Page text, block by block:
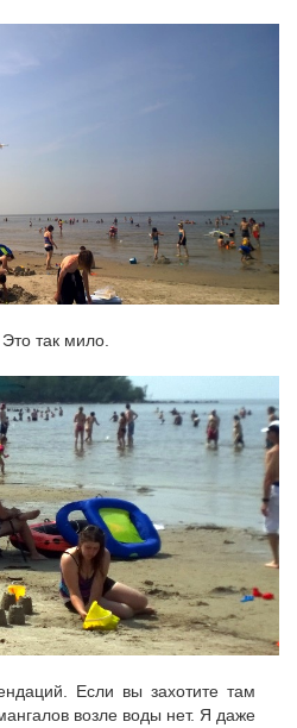
так мило.
Если вы захотите там
возле воды нет. Я даже